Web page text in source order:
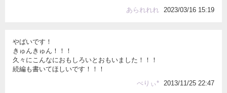
あられれれ
2023/03/16 15:19
やばいです！
きゅんきゅん！！！
久々にこんなにおもしろいとおもいました！！！
続編も書いてほしいです！！！
べりぃ*
2013/11/25 22:47